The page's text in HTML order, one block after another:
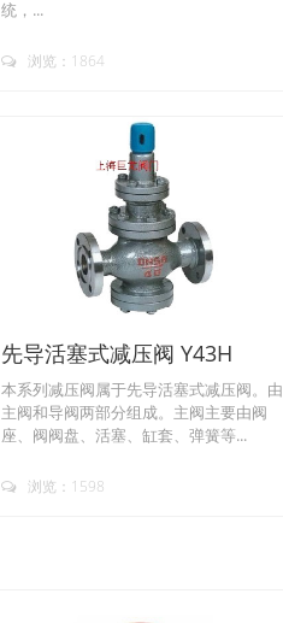
统，...
浏览：1864
先导活塞式减压阀 Y43H
本系列减压阀属于先导活塞式减压阀。由
主阀和导阀两部分组成。主阀主要由阀
座、阀阀盘、活塞、缸套、弹簧等...
浏览：1598